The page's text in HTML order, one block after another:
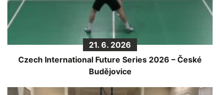
21. 6. 2026
Czech International Future Series 2026 – České
Budějovice